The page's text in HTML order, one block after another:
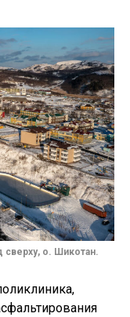
о. Шикотан.